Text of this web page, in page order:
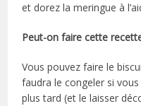
et dorez la meringue à
Peut-on faire cette
Vous pouvez faire le
faudra le congeler si
plus tard (et le laisser